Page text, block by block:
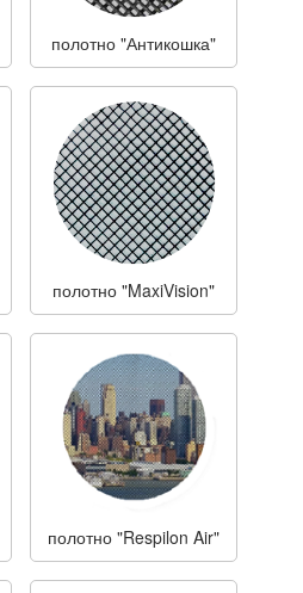
полотно "Антикошка"
полотно "MaxiVision"
полотно "Respilon Air"